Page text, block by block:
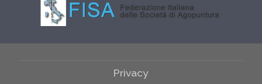
Privacy